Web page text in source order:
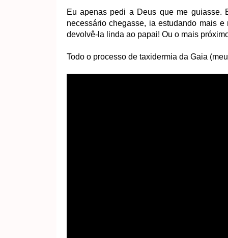
Eu apenas pedi a Deus que me guiasse.
necessário chegasse, ia estudando mais
devolvê-la linda ao papai! Ou o mais
Todo o processo de taxidermia da Gaia